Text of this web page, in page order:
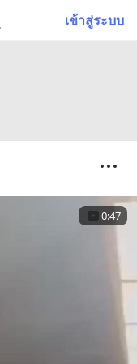
เข้าสู่ระบบ
0:47